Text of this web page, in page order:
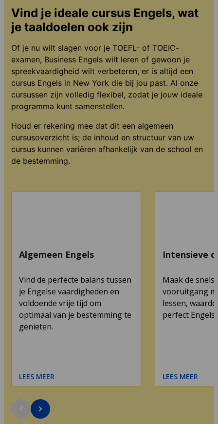
Vind je ideale cursus Engels, wat
je taaldoelen ook zijn
Of je nu wilt slagen voor je TOEFL- of TOEIC-
examen, Business Engels wilt leren of gewoon je
spreekvaardigheid wilt verbeteren, er is altijd een
cursus Engels in New York die bij jou past. Al onze
cursussen zijn volledig flexibel, zodat je jouw ideale
programma kunt samenstellen.
Houd er rekening mee dat dit een algemeen
cursusoverzicht is; de inhoud en structuur van uw
cursus kunnen variëren afhankelijk van de school en
de bestemming.
Algemeen Engels
Vind de perfecte balans tussen
je Engelse vaardigheden en
voldoende vrije tijd om
optimaal van je bestemming te
genieten.
LEES MEER
Intensieve
Maak de
vooruitgang
lessen,
perfect Engels
LEES MEER